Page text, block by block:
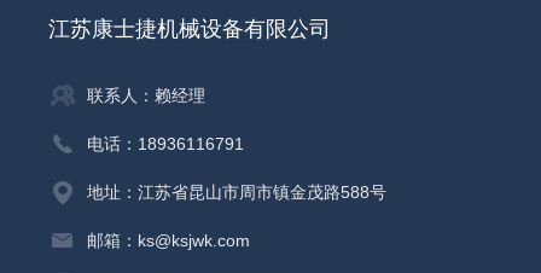
江苏康士捷机械设备有限公司
联系人：赖经理
电话：18936116791
地址：江苏省昆山市周市镇金茂路588号
邮箱：ks@ksjwk.com